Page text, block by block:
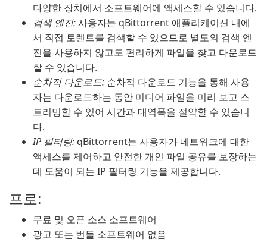
다양한 장치에서 소프트웨어에 액세스할 수 있습니다.
검색 엔진:사용자는 qBittorrent 애플리케이션 내에
서 직접 토렌트를 검색할 수 있으므로 별도의 검색 엔
진을 사용하지 않고도 편리하게 파일을 찾고 다운로드
할 수 있습니다.
순차적 다운로드: 순차적 다운로드 기능을 통해 사용
자는 다운로드하는 동안 미디어 파일을 미리 보고 스
트리밍할 수 있어 시간과 대역폭을 절약할 수 있습니
다.
IP 필터링: qBittorrent는 사용자가 네트워크에 대한
액세스를 제어하고 안전한 개인 파일 공유를 보장하는
데 도움이 되는 IP 필터링 기능을 제공합니다.
프로:
무료 및 오픈 소스 소프트웨어
광고 또는 번들 소프트웨어 없음